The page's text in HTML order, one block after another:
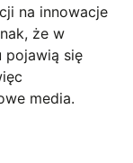
na innowacje
że w
pojawią się
media.